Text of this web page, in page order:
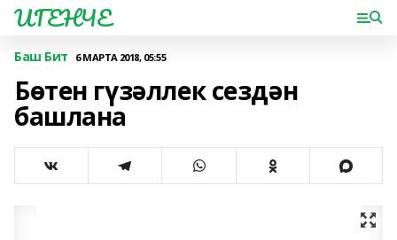
ИГЕНЧЕ
Баш Бит 6 МАРТА 2018, 05:55
Бөтен гүзәллек сездән
башлана